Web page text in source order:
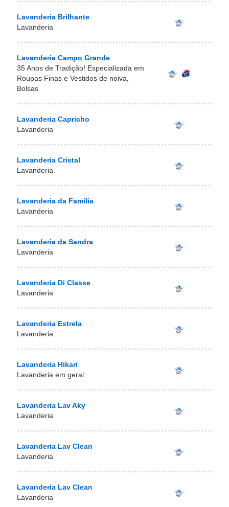
Lavanderia Brilhante
Lavanderia
Lavanderia Campo Grande
35 Anos de Tradição! Especializada em
Roupas Finas e Vestidos de noiva,
Bolsas
Lavanderia Capricho
Lavanderia
Lavanderia Cristal
Lavanderia.
Lavanderia da Família
Lavanderia
Lavanderia da Sandra
Lavanderia
Lavanderia Di Classe
Lavanderia
Lavanderia Estrela
Lavanderia
Lavanderia Hikari
Lavanderia em geral.
Lavanderia Lav Aky
Lavanderia
Lavanderia Lav Clean
Lavanderia
Lavanderia Lav Clean
Lavanderia